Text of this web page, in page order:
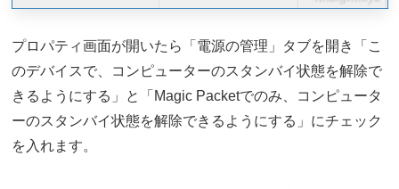
プロパティ画面が開いたら「電源の管理」タブを開き「こ
のデバイスで、コンピューターのスタンバイ状態を解除で
きるようにする」と「Magic Packetでのみ、コンピュータ
ーのスタンバイ状態を解除できるようにする」にチェック
を入れます。